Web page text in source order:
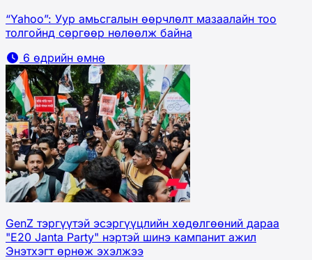
“Yahoo”: Уур амьсгалын өөрчлөлт мазаалайн тоо
толгойнд сөргөөр нөлөөлж байна
6 өдрийн өмнө
GenZ тэргүүтэй эсэргүүцлийн хөдөлгөөний дараа
"E20 Janta Party" нэртэй шинэ кампанит ажил
Энэтхэгт өрнөж эхэлжээ